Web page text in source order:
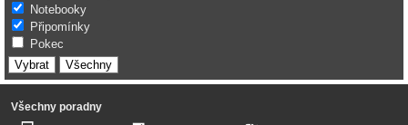
Notebooky
Připomínky
Pokec
Všechny poradny